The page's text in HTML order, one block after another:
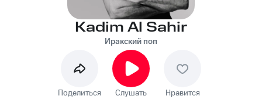
Kadim Al Sahir
Иракский поп
Поделиться Слушать Нравится